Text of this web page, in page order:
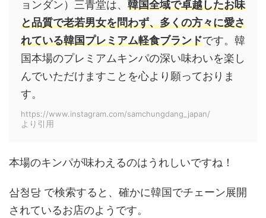
ョンダン）三青堂は、 韓国全域で卓越したお味
と品質で老若男女を問わず、多くの方々に愛さ
れている韓国プレミアム軽食ブランドです。韓
国本場のプレミアムキンパの深い味わいを楽し
んでいただけますことを心より願っておりま
す。
https://www.instagram.com/samchungdang_japan/
より引用
本場のキンパが味わえるのはうれしいですね！
삼청당 で検索すると、確かに韓国でチェーン展開
されているお店のようです。